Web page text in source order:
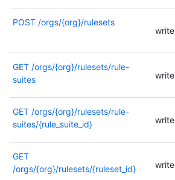
POST /orgs/{org}/rulesets
write
GET /orgs/{org}/rulesets/rule-
suites
write
GET /orgs/{org}/rulesets/rule-
suites/{rule_suite_id}
write
GET
/orgs/{org}/rulesets/{ruleset_id}
write